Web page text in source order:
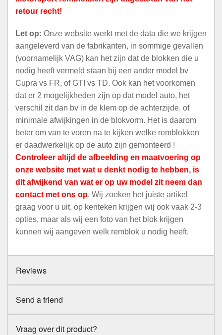
retour recht!
Let op: Onze website werkt met de data die we krijgen
aangeleverd van de fabrikanten, in sommige gevallen
(voornamelijk VAG) kan het zijn dat de blokken die u
nodig heeft vermeld staan bij een ander model bv
Cupra vs FR, of GTI vs TD. Ook kan het voorkomen
dat er 2 mogelijkheden zijn op dat model auto, het
verschil zit dan bv in de klem op de achterzijde, of
minimale afwijkingen in de blokvorm. Het is daarom
beter om van te voren na te kijken welke remblokken
er daadwerkelijk op de auto zijn gemonteerd !
Controleer altijd de afbeelding en maatvoering op
onze website met wat u denkt nodig te hebben, is
dit afwijkend van wat er op uw model zit neem dan
contact met ons op. Wij zoeken het juiste artikel
graag voor u uit, op kenteken krijgen wij ook vaak 2-3
opties, maar als wij een foto van het blok krijgen
kunnen wij aangeven welk remblok u nodig heeft.
Reviews
Send a friend
Vraag over dit product?